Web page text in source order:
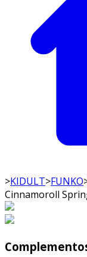
>KIDULT>FUNKO
Cinnamoroll